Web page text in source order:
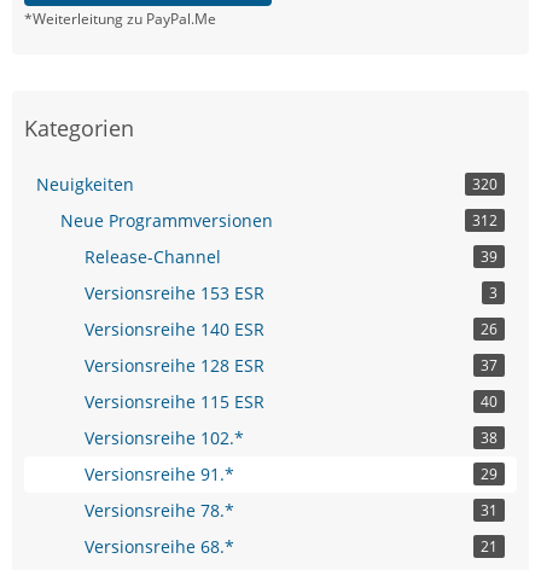
*Weiterleitung zu PayPal.Me
Kategorien
Neuigkeiten 320
Neue Programmversionen 312
Release-Channel 39
Versionsreihe 153 ESR 3
Versionsreihe 140 ESR 26
Versionsreihe 128 ESR 37
Versionsreihe 115 ESR 40
Versionsreihe 102.* 38
Versionsreihe 91.* 29
Versionsreihe 78.* 31
Versionsreihe 68.* 21